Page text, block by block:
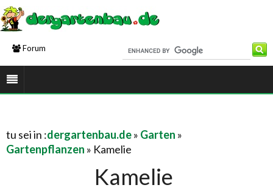
Forum
tu sei in :dergartenbau.de» Garten »
Gartenpflanzen » Kamelie
Kamelie